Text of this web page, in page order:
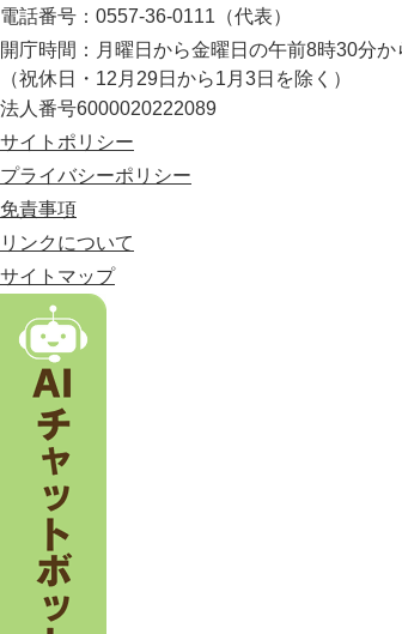
の
東
部
に
位
置
す
る
市
電話番号：0557-36-0111（代表）
開庁時間：月曜日から金曜日の午前8時30分か
（祝休日・12月29日から1月3日を除く）
法人番号6000020222089
サイトポリシー
プライバシーポリシー
免責事項
リンクについて
サイトマップ